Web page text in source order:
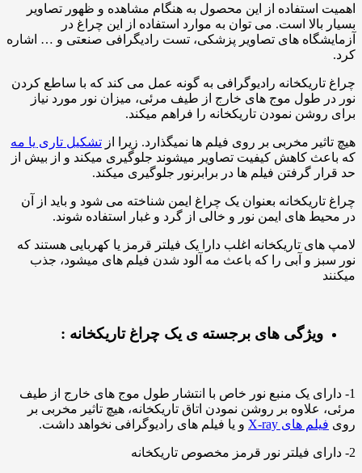
اهمیت استفاده از این محصول به هنگام مشاهده و ظهور تصاویر
بسیار بالا است. می توان به موارد استفاده از این چراغ در
آزمایشگاه های تصاویر پزشکی، تست رادیگرافی صنعتی و … اشاره
کرد.
چراغ تاریکخانه رادیوگرافی به گونه عمل می کند که با ساطع کردن
نور در طول موج های خارج از طیف مرئی، میزان نور مورد نیاز
برای روشن نمودن تاریکخانه را فراهم میکند.
هیچ تاثیر مخربی بر روی فیلم ها نمیگذارد. زیرا از تشکیل تاری یا مه
که باعث کاهش کیفیت تصاویر میشوند جلوگیری میکند و از بیش از
حد قرار گرفتن فیلم ها در برابرنور جلوگیری میکند.
چراغ تاریکخانه بعنوان یک چراغ ایمن شناخته می شود و باید از آن
در محیط های ایمن نور و خالی از گرد و غبار استفاده شوند.
لامپ های تاریکخانه اغلب دارا یک فیلتر قرمز یا کهربایی هستند که
نور سبز و آبی را که باعث مه آلود شدن فیلم های میشود، جذب
میکنند
ویژگی های برجسته ی یک چراغ تاریکخانه :
1- دارای یک منبع نور خاص با انتشار طول موج های خارج از طیف
مرئی، علاوه بر روشن نمودن اتاق تاریکخانه، هیچ تاثیر مخربی بر
روی فیلم های X-ray و یا فیلم های رادیوگرافی نخواهد داشت.
2- دارای فیلتر نور قرمز مخصوص تاریکخانه